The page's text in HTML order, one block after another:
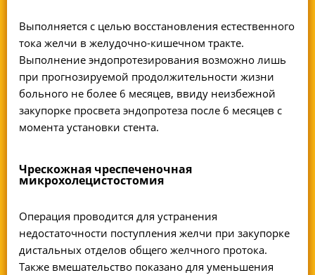
Выполняется с целью восстановления естественного
тока желчи в желудочно-кишечном тракте.
Выполнение эндопротезирования возможно лишь
при прогнозируемой продолжительности жизни
больного не более 6 месяцев, ввиду неизбежной
закупорке просвета эндопротеза после 6 месяцев с
момента установки стента.
Чрескожная чреспеченочная
микрохолецистостомия
Операция проводится для устранения
недостаточности поступления желчи при закупорке
дистальных отделов общего желчного протока.
Также вмешательство показано для уменьшения